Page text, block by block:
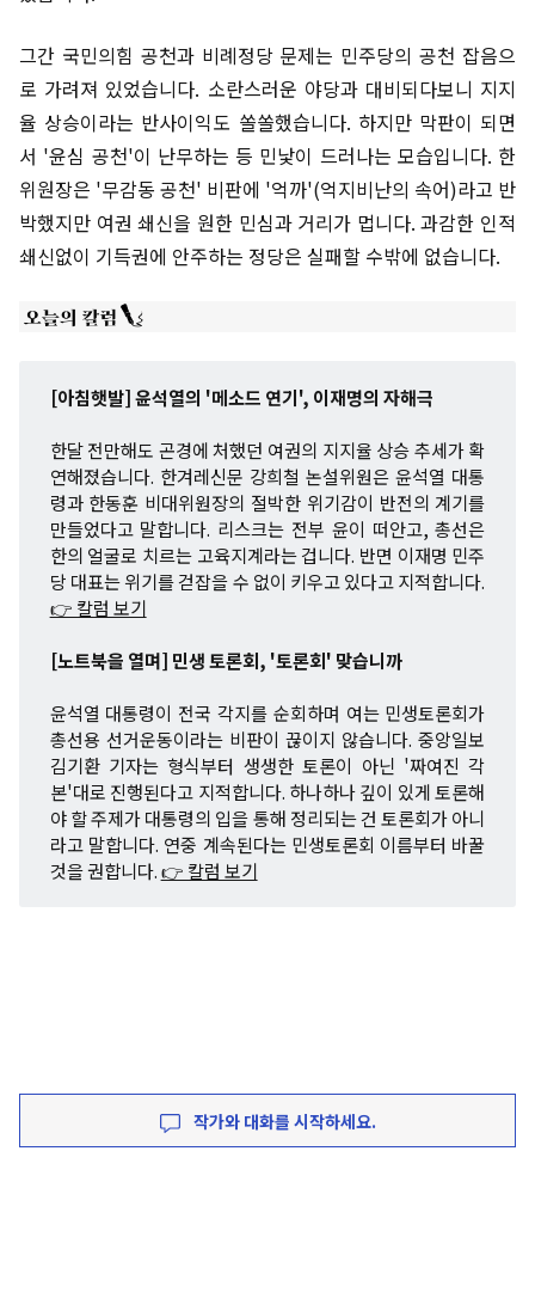
그간 국민의힘 공천과 비례정당 문제는 민주당의 공천 잡음으
로 가려져 있었습니다. 소란스러운 야당과 대비되다보니 지지
율 상승이라는 반사이익도 쏠쏠했습니다. 하지만 막판이 되면
서 '윤심 공천'이 난무하는 등 민낯이 드러나는 모습입니다. 한
위원장은 '무감동 공천' 비판에 '억까'(억지비난의 속어)라고 반
박했지만 여권 쇄신을 원한 민심과 거리가 멉니다. 과감한 인적
쇄신없이 기득권에 안주하는 정당은 실패할 수밖에 없습니다.
[아침햇발] 윤석열의 '메소드 연기', 이재명의 자해극
한달 전만해도 곤경에 처했던 여권의 지지율 상승 추세가 확
연해졌습니다. 한겨레신문 강희철 논설위원은 윤석열 대통
령과 한동훈 비대위원장의 절박한 위기감이 반전의 계기를
만들었다고 말합니다. 리스크는 전부 윤이 떠안고, 총선은
한의 얼굴로 치르는 고육지계라는 겁니다. 반면 이재명 민주
당 대표는 위기를 걷잡을 수 없이 키우고 있다고 지적합니다.
👉 칼럼 보기
[노트북을 열며] 민생 토론회, '토론회' 맞습니까
윤석열 대통령이 전국 각지를 순회하며 여는 민생토론회가
총선용 선거운동이라는 비판이 끊이지 않습니다. 중앙일보
김기환 기자는 형식부터 생생한 토론이 아닌 '짜여진 각
본'대로 진행된다고 지적합니다. 하나하나 깊이 있게 토론해
야 할 주제가 대통령의 입을 통해 정리되는 건 토론회가 아니
라고 말합니다. 연중 계속된다는 민생토론회 이름부터 바꿀
것을 권합니다.👉 칼럼 보기
작가와 대화를 시작하세요.